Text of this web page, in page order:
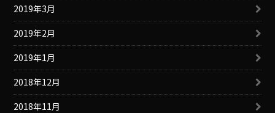
2019年3月
2019年2月
2019年1月
2018年12月
2018年11月